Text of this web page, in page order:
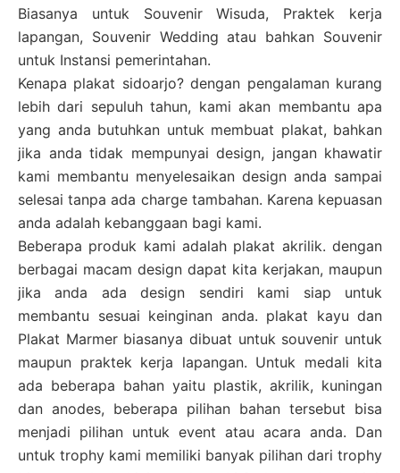
Biasanya untuk Souvenir Wisuda, Praktek kerja
lapangan, Souvenir Wedding atau bahkan Souvenir
untuk Instansi pemerintahan.
Kenapa plakat sidoarjo? dengan pengalaman kurang
lebih dari sepuluh tahun, kami akan membantu apa
yang anda butuhkan untuk membuat plakat, bahkan
jika anda tidak mempunyai design, jangan khawatir
kami membantu menyelesaikan design anda sampai
selesai tanpa ada charge tambahan. Karena kepuasan
anda adalah kebanggaan bagi kami.
Beberapa produk kami adalah plakat akrilik. dengan
berbagai macam design dapat kita kerjakan, maupun
jika anda ada design sendiri kami siap untuk
membantu sesuai keinginan anda. plakat kayu dan
Plakat Marmer biasanya dibuat untuk souvenir untuk
maupun praktek kerja lapangan. Untuk medali kita
ada beberapa bahan yaitu plastik, akrilik, kuningan
dan anodes, beberapa pilihan bahan tersebut bisa
menjadi pilihan untuk event atau acara anda. Dan
untuk trophy kami memiliki banyak pilihan dari trophy